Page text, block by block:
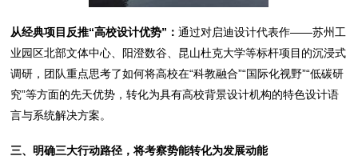
从经典项目反推“高校设计优势”：通过对启迪设计代表作——苏州工
业园区北部文体中心、阳澄数谷、昆山杜克大学等标杆项目的沉浸式
调研，团队重点思考了如何将高校在“科教融合”“国际化视野”“低碳研
究”等方面的先天优势，转化为具有高校背景设计机构的特色设计语
言与系统解决方案。
三、明确三大行动路径，将考察势能转化为发展动能